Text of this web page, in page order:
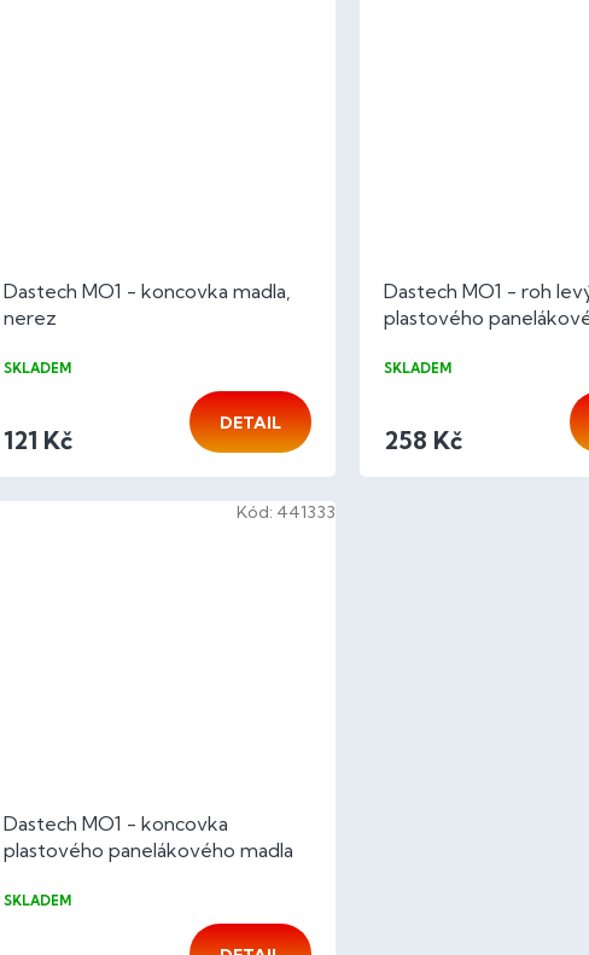
Dastech MO1 - koncovka madla,
nerez
SKLADEM
121 Kč
DETAIL
Dastech MO1 - roh
plastového
SKLADEM
258 Kč
Dastech MO1 - koncovka
plastového panelákového madla
SKLADEM
Kód: 441333